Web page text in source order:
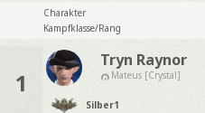
Charakter
Kampfklasse/Rang
1
Tryn Raynor
Mateus [Crystal]
Silber1